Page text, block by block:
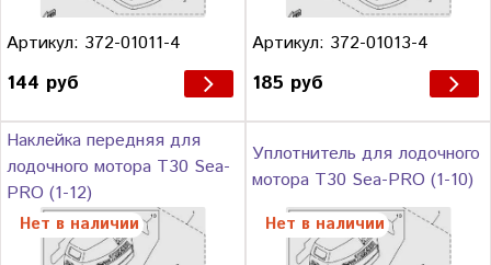
Артикул: 372-01011-4
144 руб
Артикул: 372-01013-4
185 руб
Наклейка передняя для
лодочного мотора Т30 Sea-
PRO (1-12)
Нет в наличии
Уплотнитель для лодочного
мотора Т30 Sea-PRO (1-10)
Нет в наличии